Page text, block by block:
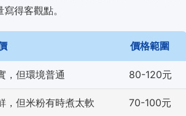
得客觀點。
價格範圍
，但環境普通 80-120元
，但米粉有時煮太軟 70-100元